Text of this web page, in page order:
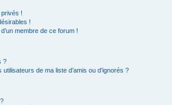
!
!
membre de ce forum !
?
de ma liste d’amis ou d’ignorés ?